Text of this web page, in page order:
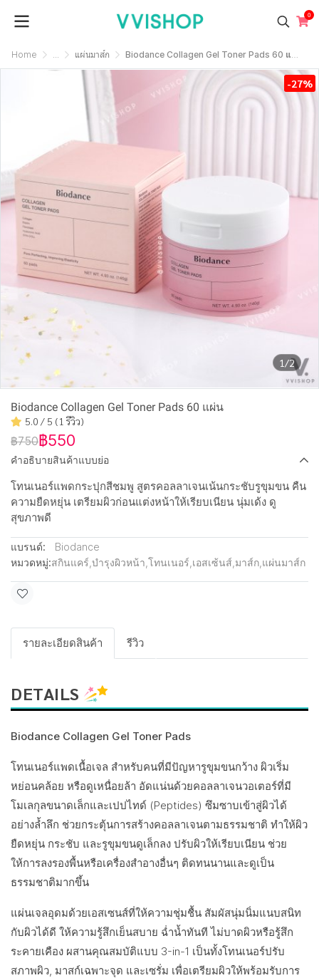
0
Home ... แผ่นมาส์ก Biodance Collagen Gel Toner Pads ⁣60 แผ่น
1/2
-27%
Biodance Collagen Gel Toner Pads ⁣60 แผ่น
5.0 / 5 (1 รีวิว)
฿750฿550
คำอธิบายสินค้าแบบย่อ
โทนเนอร์แพดกระปุกสีชมพู สูตรคอลลาเจนเน้นกระชับรูขุมขน คืน
ความยืดหยุ่น เตรียมผิวก่อนแต่งหน้าให้เรียบเนียน นุ่มเด้ง ดู
สุขภาพดี
แบรนด์:
Biodance
หมวดหมู่:สกินแคร์ บำรุงผิวหน้า โทนเนอร์ เอสเซ้นส์ มาส์ก แผ่นมาส์ก
รายละเอียดสินค้า รีวิว
DETAILS
Biodance Collagen Gel Toner Pads ⁣
โทนเนอร์แพดเนื้อเจล สำหรับคนที่มีปัญหารูขุมขนกว้าง ผิวเริ่ม
หย่อนคล้อย หรือดูเหนื่อยล้า อัดแน่นด้วยคอลลาเจนวอเตอร์ที่มี
โมเลกุลขนาดเล็กและเปปไทด์ (Peptides) ซึมซาบเข้าสู่ผิวได้
อย่างล้ำลึก ช่วยกระตุ้นการสร้างคอลลาเจนตามธรรมชาติ ทำให้ผิว
ยืดหยุ่น กระชับ และรูขุมขนดูเล็กลง ปรับผิวให้เรียบเนียน ช่วย
ให้การลงรองพื้นหรือเครื่องสำอางอื่นๆ ติดทนนานและดูเป็น
ธรรมชาติมากขึ้น
แผ่นเจลอุดมด้วยเอสเซนส์ที่ให้ความชุ่มชื้น สัมผัสนุ่มนิ่มแนบสนิท
กับผิวได้ดี ให้ความรู้สึกเย็นสบาย ฉ่ำน้ำทันที ไม่บาดผิวหรือรู้สึก
ระคายเคือง ผสานคุณสมบัติแบบ 3-in-1 เป็นทั้งโทนเนอร์ปรับ
สภาพผิว, มาสก์เฉพาะจุด และเซรั่ม เพื่อเตรียมผิวให้พร้อมรับการ